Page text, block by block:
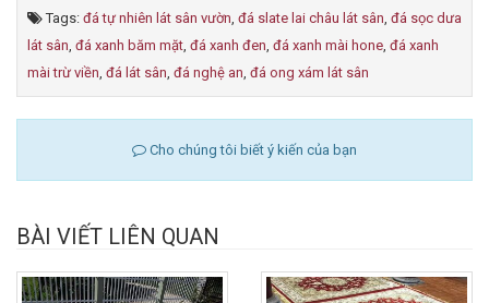
Tags: đá tự nhiên lát sân vườn đá slate lai châu lát sân đá sọc dưa
lát sân đá xanh băm mặt đá xanh đen đá xanh mài hone đá xanh
mài trừ viền đá lát sân đá nghệ an đá ong xám lát sân
Cho chúng tôi biết ý kiến của bạn
BÀI VIẾT LIÊN QUAN